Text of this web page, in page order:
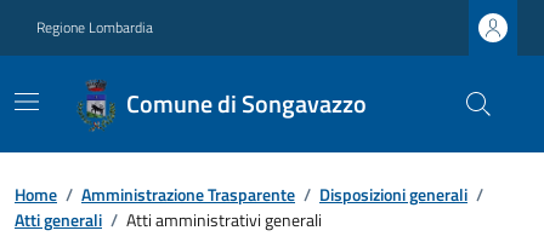
Regione Lombardia
Comune di Songavazzo
Home / Amministrazione Trasparente / Disposizioni generali /
Atti generali / Atti amministrativi generali